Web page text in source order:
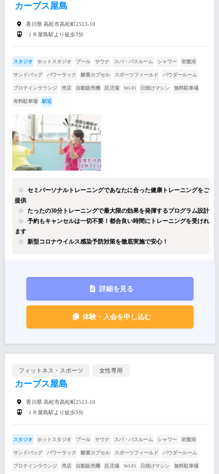
カーブス屋島
香川県 高松市高松町2513-10
ＪＲ屋島駅より徒歩3分
スタジオ ホットスタジオ プール サウナ スパ・バスルーム シャワー 岩盤浴
サンドバッグ パワーラック 酸素カプセル スポーツフィールド パウダールーム
プロテインラウンジ 売店 自動販売機 託児場 Wi-Fi 日焼けマシン 無料駐車場
有料駐車場 駅近
セミパーソナルトレーニングであなたに合った健康トレーニングをご
提供
たったの30分トレーニングで最大限の効果を発揮するプログラム設計
予約もキャンセルは一切不要！都合良い時間にトレーニングを受けれ
ます
新型コロナウイルス感染予防対策を徹底実施で安心！
詳細を見る
体験・入会を申し込む
フィットネス・スポーツ 女性専用
カーブス屋島
香川県 高松市高松町2513-10
ＪＲ屋島駅より徒歩3分
スタジオ ホットスタジオ プール サウナ スパ・バスルーム シャワー 岩盤浴
サンドバッグ パワーラック 酸素カプセル スポーツフィールド パウダールーム
プロテインラウンジ 売店 自動販売機 託児場 Wi-Fi 日焼けマシン 無料駐車場